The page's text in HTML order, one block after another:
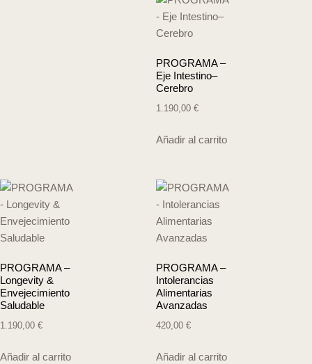
PROGRAMA –
Eje Intestino–
Cerebro
1.190,00 €
Añadir al carrito
PROGRAMA –
Longevity &
Envejecimiento
Saludable
1.190,00 €
Añadir al carrito
PROGRAMA –
Intolerancias
Alimentarias
Avanzadas
420,00 €
Añadir al carrito